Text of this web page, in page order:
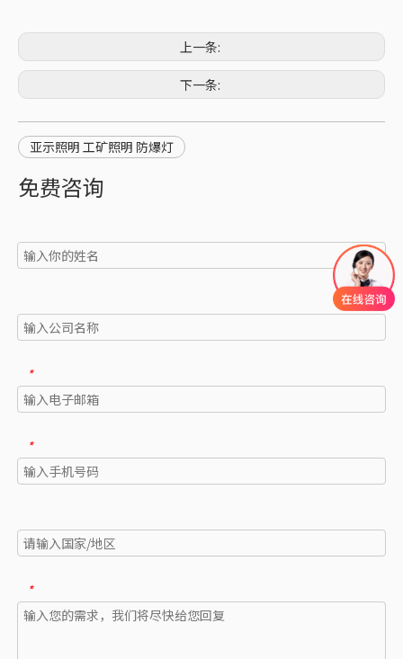
上一条:
下一条:
亚示照明 工矿照明 防爆灯
免费咨询
*
*
*